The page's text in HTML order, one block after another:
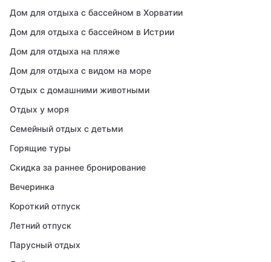
Дом для отдыха с бассейном в Хорватии
Дом для отдыха с бассейном в Истрии
Дом для отдыха на пляже
Дом для отдыха с видом на море
Отдых с домашними животными
Отдых у моря
Семейный отдых с детьми
Горящие туры
Скидка за раннее бронирование
Вечеринка
Короткий отпуск
Летний отпуск
Парусный отдых